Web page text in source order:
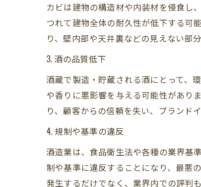
カビは建物の構造材や内装材を侵食し
つれて建物全体の耐久性が低下する可
り、壁内部や天井裏などの見えない部
3. 酒の品質低下
酒蔵で製造・貯蔵される酒にとって、
や香りに悪影響を与える可能性があり
り、顧客からの信頼を失い、ブランド
4. 規制や基準の違反
酒造業は、食品衛生法や各種の業界基
制や基準に違反することになり、最悪
発生するだけでなく、業界内での評判